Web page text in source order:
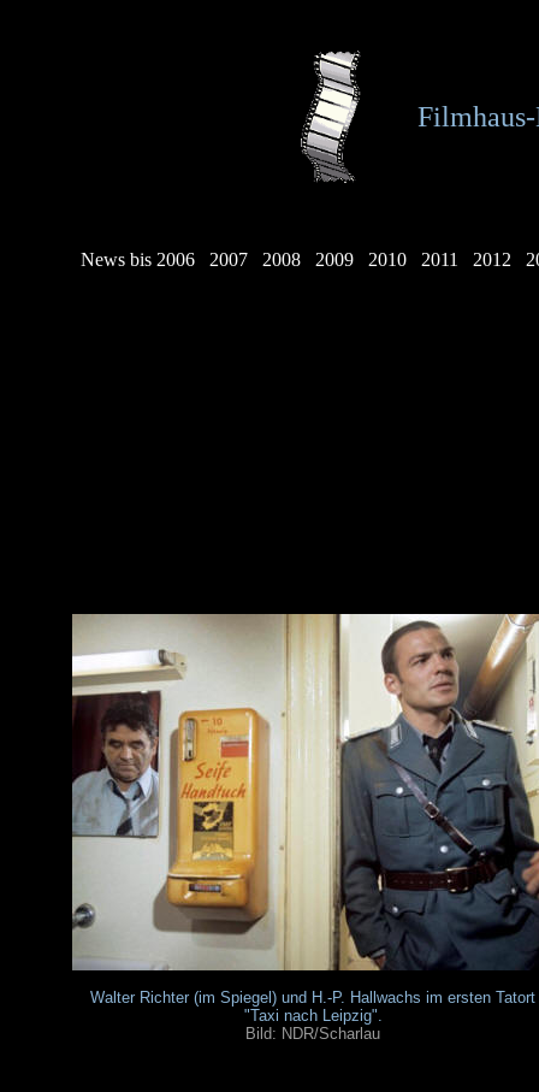
News bis 2006 2007 2008 2009 2010 2011 2012
Walter Richter (im Spiegel) und H.-P. Hallwachs im ersten Tatort
"Taxi nach Leipzig".
Bild: NDR/Scharlau